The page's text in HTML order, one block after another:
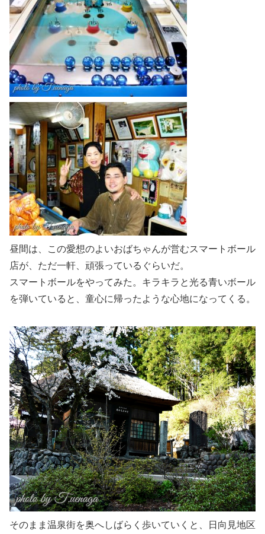
昼間は、この愛想のよいおばちゃんが営むスマートボール
店が、ただ一軒、頑張っているぐらいだ。
スマートボールをやってみた。キラキラと光る青いボール
を弾いていると、童心に帰ったような心地になってくる。
そのまま温泉街を奥へしばらく歩いていくと、日向見地区